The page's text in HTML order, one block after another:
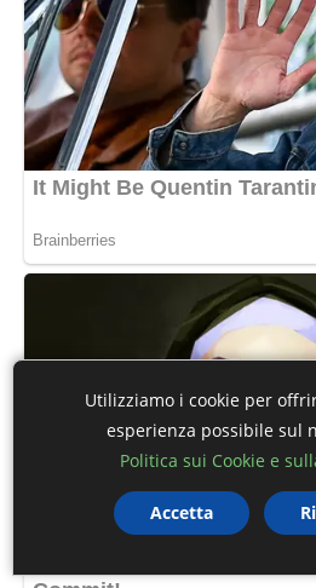
Utilizziamo i cookie per
esperienza possibile sul
Politica sui Cookie e
Accetta